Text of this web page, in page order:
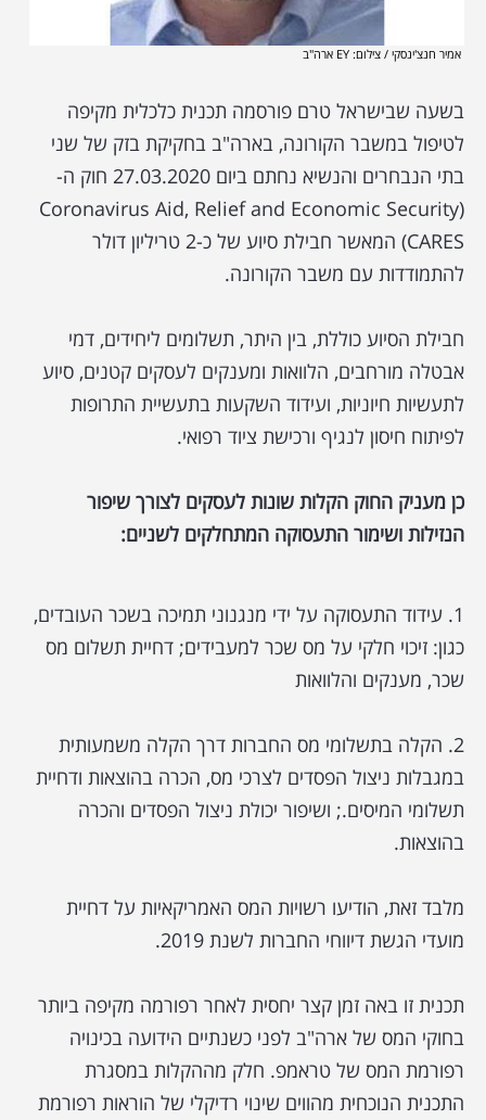
אמיר חנצ'ינסקי / צילום: EY ארה"ב
בשעה שבישראל טרם פורסמה תכנית כלכלית מקיפה
לטיפול במשבר הקורונה, בארה"ב בחקיקת בזק של שני
בתי הנבחרים והנשיא נחתם ביום 27.03.2020 חוק ה-
Coronavirus Aid, Relief and Economic Security)
CARES) המאשר חבילת סיוע של כ-2 טריליון דולר
להתמודדות עם משבר הקורונה.
חבילת הסיוע כוללת, בין היתר, תשלומים ליחידים, דמי
אבטלה מורחבים, הלוואות ומענקים לעסקים קטנים, סיוע
לתעשיות חיוניות, ועידוד השקעות בתעשיית התרופות
לפיתוח חיסון לנגיף ורכישת ציוד רפואי.
כן מעניק החוק הקלות שונות לעסקים לצורך שיפור
הנזילות ושימור התעסוקה המתחלקים לשניים:
1. עידוד התעסוקה על ידי מנגנוני תמיכה בשכר העובדים,
כגון: זיכוי חלקי על מס שכר למעבידים; דחיית תשלום מס
שכר, מענקים והלוואות
2. הקלה בתשלומי מס החברות דרך הקלה משמעותית
במגבלות ניצול הפסדים לצרכי מס, הכרה בהוצאות ודחיית
תשלומי המיסים.; ושיפור יכולת ניצול הפסדים והכרה
בהוצאות.
מלבד זאת, הודיעו רשויות המס האמריקאיות על דחיית
מועדי הגשת דיווחי החברות לשנת 2019.
תכנית זו באה זמן קצר יחסית לאחר רפורמה מקיפה ביותר
בחוקי המס של ארה"ב לפני כשנתיים הידועה בכינויה
רפורמת המס של טראמפ. חלק מההקלות במסגרת
התכנית הנוכחית מהווים שינוי רדיקלי של הוראות רפורמת